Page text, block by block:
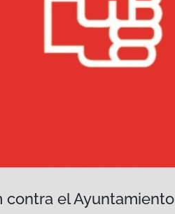
contra el Ayuntamiento